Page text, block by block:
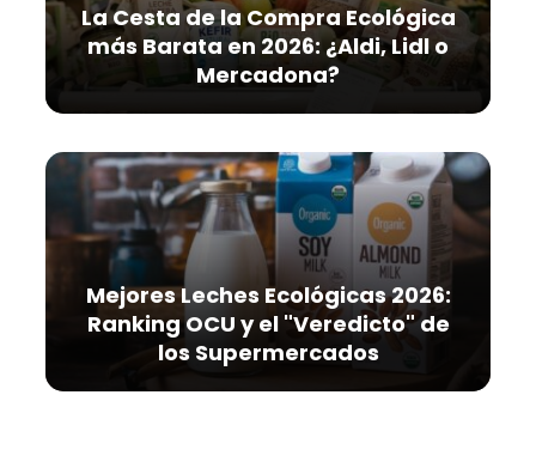
La Cesta de la Compra Ecológica
más Barata en 2026: ¿Aldi, Lidl o
Mercadona?
Mejores Leches Ecológicas 2026:
Ranking OCU y el "Veredicto" de
los Supermercados